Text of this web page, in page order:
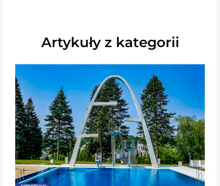
Artykuły z kategorii